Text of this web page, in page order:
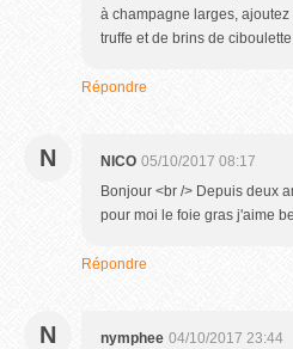
à champagne larges,
truffe et de brins de
Répondre
N NICO 05/10/2017 08:17
Bonjour <br /> Depuis deux
pour moi le foie gras j'aime
Répondre
N nymphee 04/10/2017 23:44